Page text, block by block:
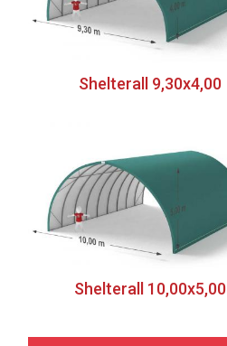
Shelterall 9,30x4,00
Shelterall 10,00x5,00